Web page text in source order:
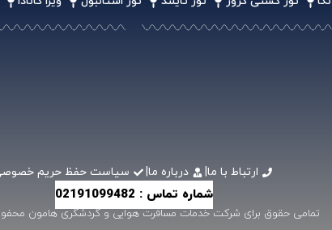
ارتباط با ما| درباره ما| سیاست حفظ حریم
شماره تماس : 02191099482
تمامی حقوق برای شرکت خدمات مسافرت هوایی و گردشگری هامون